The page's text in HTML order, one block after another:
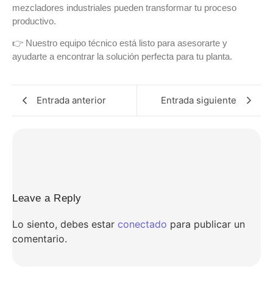
mezcladores industriales pueden transformar tu proceso
productivo.
👉 Nuestro equipo técnico está listo para asesorarte y
ayudarte a encontrar la solución perfecta para tu planta.
Entrada anterior Entrada siguiente
Leave a Reply
Lo siento, debes estar conectado para publicar un
comentario.